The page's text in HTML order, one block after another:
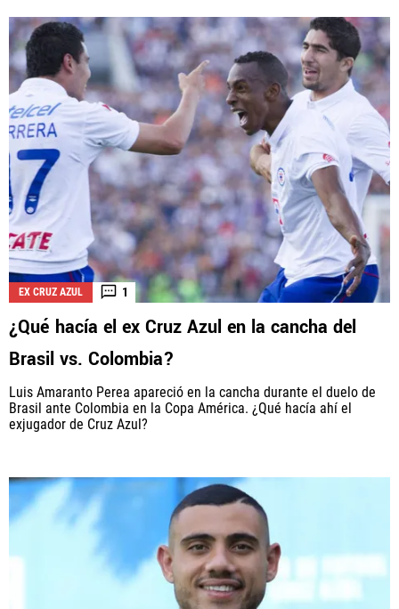
EX CRUZ AZUL 1
¿Qué hacía el ex Cruz Azul en la cancha del
Brasil vs. Colombia?
Luis Amaranto Perea apareció en la cancha durante el duelo de
Brasil ante Colombia en la Copa América. ¿Qué hacía ahí el
exjugador de Cruz Azul?